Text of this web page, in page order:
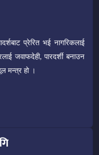
प्रेरित भई नागरिकलाई
जवाफदेही, पारदर्शी बनाउन
मन्त्र हो ।